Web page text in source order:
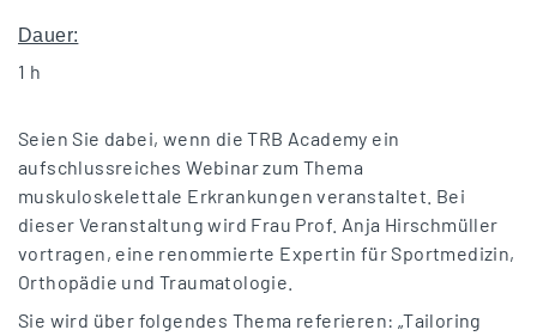
Dauer:
1 h
Seien Sie dabei, wenn die TRB Academy ein
aufschlussreiches Webinar zum Thema
muskuloskelettale Erkrankungen veranstaltet. Bei
dieser Veranstaltung wird Frau Prof. Anja Hirschmüller
vortragen, eine renommierte Expertin für Sportmedizin,
Orthopädie und Traumatologie.
Sie wird über folgendes Thema referieren: „Tailoring